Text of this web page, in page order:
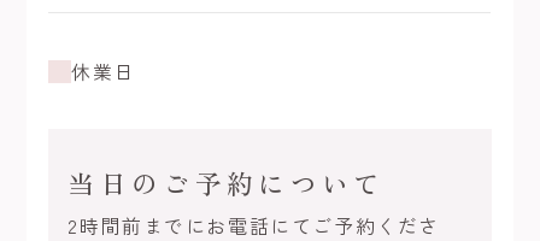
休業日
当日のご予約について
2時間前までにお電話にてご予約くださ